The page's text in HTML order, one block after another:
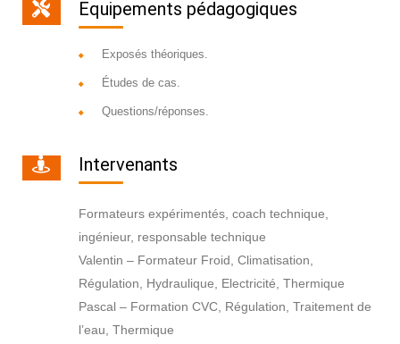
Equipements pédagogiques
Exposés théoriques.
Études de cas.
Questions/réponses.
Intervenants
Formateurs expérimentés, coach technique,
ingénieur, responsable technique
Valentin – Formateur Froid, Climatisation,
Régulation, Hydraulique, Electricité, Thermique
Pascal – Formation CVC, Régulation, Traitement de
l’eau, Thermique